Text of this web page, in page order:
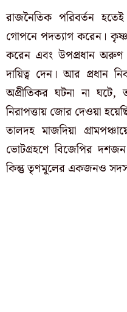
রাজনৈতিক পরিবর্তন হতেই
গোপনে পদত্যাগ করেন।
করেন এবং উপপ্রধান অরুণ
দায়িত্ব দেন। আর প্রধান
অপ্রীতিকর ঘটনা না ঘটে,
নিরাপত্তায় জোর দেওয়া
তালদহ মাজদিয়া
ভোটগ্রহণে বিজেপির
কিন্তু তৃণমূলের একজনও